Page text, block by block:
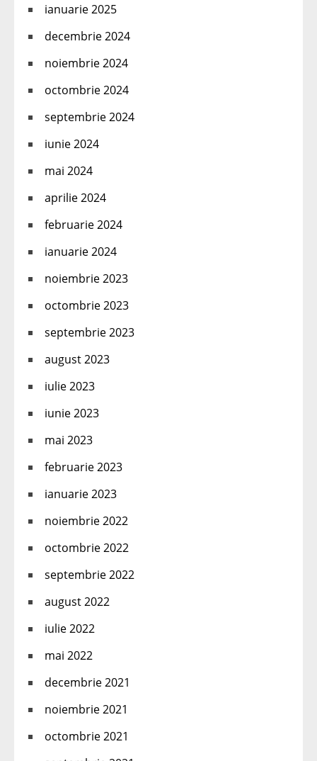
ianuarie 2025
decembrie 2024
noiembrie 2024
octombrie 2024
septembrie 2024
iunie 2024
mai 2024
aprilie 2024
februarie 2024
ianuarie 2024
noiembrie 2023
octombrie 2023
septembrie 2023
august 2023
iulie 2023
iunie 2023
mai 2023
februarie 2023
ianuarie 2023
noiembrie 2022
octombrie 2022
septembrie 2022
august 2022
iulie 2022
mai 2022
decembrie 2021
noiembrie 2021
octombrie 2021